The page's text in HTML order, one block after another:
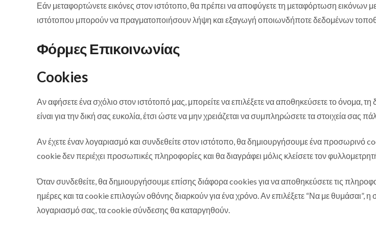
Εάν μεταφορτώνετε εικόνες στον ιστότοπο, θα πρέπει να αποφύγετε τη μεταφόρτωση εικόνων
ιστότοπου μπορούν να πραγματοποιήσουν λήψη και εξαγωγή οποιωνδήποτε δεδομένων
Φόρμες Επικοινωνίας
Cookies
Αν αφήσετε ένα σχόλιο στον ιστότοπό μας, μπορείτε να επιλέξετε να αποθηκεύσετε το όνομα,
είναι για την δική σας ευκολία, έτσι ώστε να μην χρειάζεται να συμπληρώσετε τα στοιχεία σας
Αν έχετε έναν λογαριασμό και συνδεθείτε στον ιστότοπο, θα δημιουργήσουμε ένα προσωρινό
cookie δεν περιέχει προσωπικές πληροφορίες και θα διαγράφει μόλις κλείσετε τον
Όταν συνδεθείτε, θα δημιουργήσουμε επίσης διάφορα cookies για να αποθηκεύσετε τις
ημέρες και τα cookie επιλογών οθόνης διαρκούν για ένα χρόνο. Αν επιλέξετε “Να με
λογαριασμό σας, τα cookie σύνδεσης θα καταργηθούν.